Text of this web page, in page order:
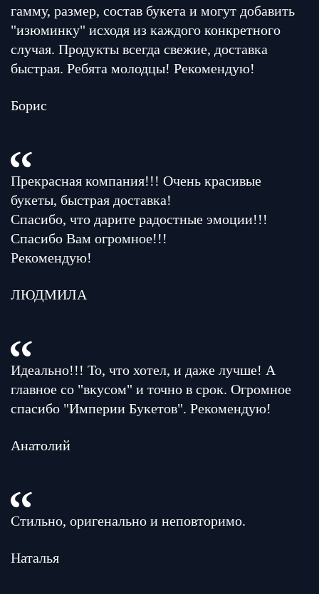
гамму, размер, состав букета и могут добавить
"изюминку" исходя из каждого конкретного
случая. Продукты всегда свежие, доставка
быстрая. Ребята молодцы! Рекомендую!
Борис
Прекрасная компания!!! Очень красивые
букеты, быстрая доставка!
Спасибо, что дарите радостные эмоции!!!
Спасибо Вам огромное!!!
Рекомендую!
ЛЮДМИЛА
Идеально!!! То, что хотел, и даже лучше! А
главное со "вкусом" и точно в срок. Огромное
спасибо "Империи Букетов". Рекомендую!
Анатолий
Стильно, оригенально и неповторимо.
Наталья